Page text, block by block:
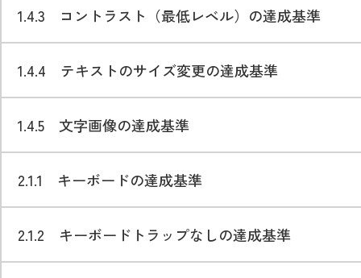
1.4.3 コントラスト（最低レベル）の達成基準
1.4.4 テキストのサイズ変更の達成基準
1.4.5 文字画像の達成基準
2.1.1 キーボードの達成基準
2.1.2 キーボードトラップなしの達成基準